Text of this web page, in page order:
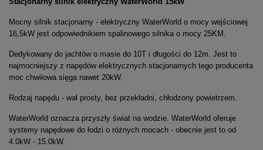
Mocny silnik stacjonarny - elektryczny WaterWorld o mocy wejściowej
16,5kW jest odpowiednikiem spalinowego silnika o mocy 25KM.
Dedykowany do jachtów o masie do 10T i długości do 12m. Jest to
najmocniejszy z napędów elektrycznych stacjonarnych tego producenta
moc chwilowa sięga nawet 20kW.
Rodzaj napędu - wał prosty, bez przekładni, chłodzony powietrzem.
WaterWorld oznacza przyszły świat na wodzie. WaterWorld oferuje
systemy napędowe do łodzi o różnych mocach - obecnie jest to od
4.0kW - 15.0kW.